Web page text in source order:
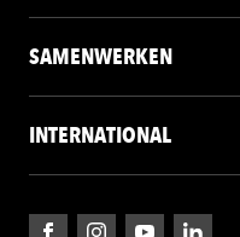
SAMENWERKEN
INTERNATIONAL